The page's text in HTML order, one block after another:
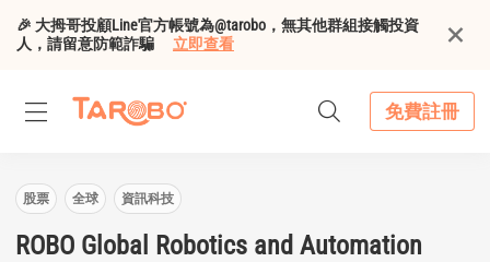
🎉 大拇哥投顧Line官方帳號為@tarobo，無其他群組接觸投資
人，請留意防範詐騙
立即查看
免費註冊
股票 全球 資訊科技
ROBO Global Robotics and Automation